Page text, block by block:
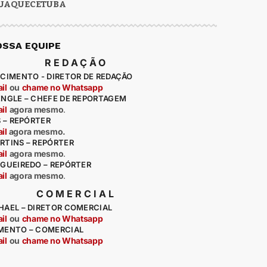
EQUIPE
REDAÇÃO
- DIRETOR DE REDAÇÃO
ou chame no Whatsapp
– CHEFE DE REPORTAGEM
agora mesmo.
REPÓRTER
agora mesmo.
– REPÓRTER
agora mesmo.
– REPÓRTER
agora mesmo.
COMERCIAL
– DIRETOR COMERCIAL
ou chame no Whatsapp
– COMERCIAL
ou chame no Whatsapp